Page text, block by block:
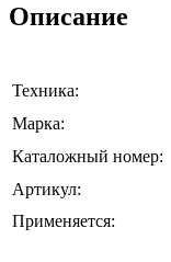
Описание
Техника:
Марка:
Каталожный номер:
Артикул:
Применяется: